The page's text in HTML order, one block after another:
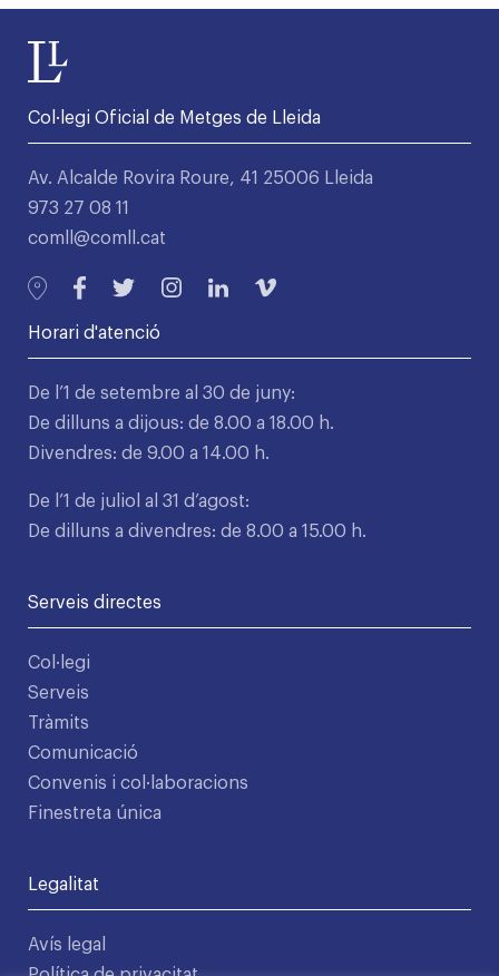
Col·legi Oficial de Metges de Lleida
Av. Alcalde Rovira Roure, 41 25006 Lleida
973 27 08 11
comll@comll.cat
Horari d'atenció
De l’1 de setembre al 30 de juny:
De dilluns a dijous: de 8.00 a 18.00 h.
Divendres: de 9.00 a 14.00 h.
De l’1 de juliol al 31 d’agost:
De dilluns a divendres: de 8.00 a 15.00 h.
Serveis directes
Col·legi
Serveis
Tràmits
Comunicació
Convenis i col·laboracions
Finestreta única
Legalitat
Avís legal